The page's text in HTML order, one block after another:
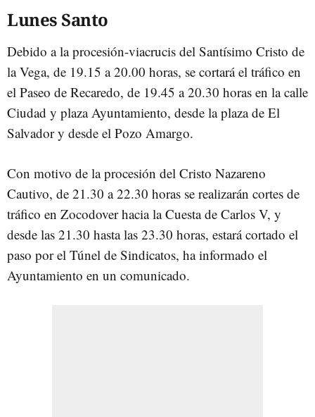
Lunes Santo
Debido a la procesión-viacrucis del Santísimo Cristo de
la Vega, de 19.15 a 20.00 horas, se cortará el tráfico en
el Paseo de Recaredo, de 19.45 a 20.30 horas en la calle
Ciudad y plaza Ayuntamiento, desde la plaza de El
Salvador y desde el Pozo Amargo.
Con motivo de la procesión del Cristo Nazareno
Cautivo, de 21.30 a 22.30 horas se realizarán cortes de
tráfico en Zocodover hacia la Cuesta de Carlos V, y
desde las 21.30 hasta las 23.30 horas, estará cortado el
paso por el Túnel de Sindicatos, ha informado el
Ayuntamiento en un comunicado.